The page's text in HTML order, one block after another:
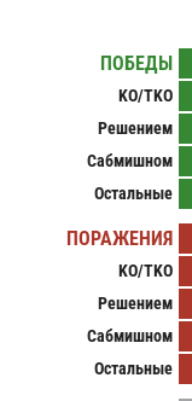
ПОБЕДЫ
KO/TKO
Решением
Сабмишном
Остальные
ПОРАЖЕНИЯ
KO/TKO
Решением
Сабмишном
Остальные